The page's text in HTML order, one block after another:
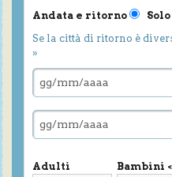
Andata e ritorno
Se la città di ritorno è
»
Adulti Bambini <